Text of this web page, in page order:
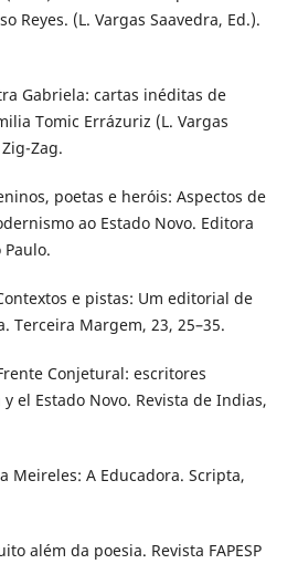
Reyes. (L. Vargas Saavedra, Ed.).
Gabriela: cartas inéditas de
Tomic Errázuriz (L. Vargas
Zag.
poetas e heróis: Aspectos de
ao Estado Novo. Editora
e pistas: Um editorial de
Terceira Margem, 23, 25–35.
Conjetural: escritores
el Estado Novo. Revista de Indias,
Meireles: A Educadora. Scripta,
além da poesia. Revista FAPESP